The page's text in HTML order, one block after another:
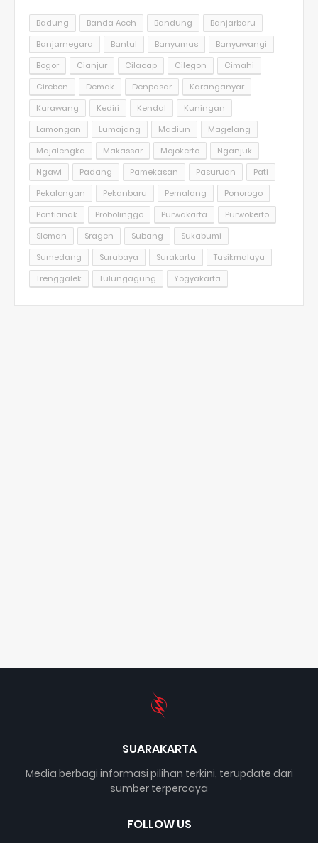
Badung Banda Aceh Bandung
Banjarbaru
Banjarnegara
Bantul Banyumas
Banyuwangi
Bogor
Cianjur Cilacap Cilegon
Cimahi
Cirebon
Demak Denpasar
Karanganyar
Karawang
Kediri Kendal
Kuningan
Lamongan
Lumajang Madiun
Magelang
Majalengka
Makassar Mojokerto
Nganjuk
Ngawi
Padang Pamekasan Pasuruan
Pati
Pekalongan
Pekanbaru Pemalang
Ponorogo
Pontianak
Probolinggo Purwakarta
Purwokerto
Sleman
Sragen Subang
Sukabumi
Sumedang
Surabaya Surakarta
Tasikmalaya
Trenggalek
Tulungagung Yogyakarta
SUARAKARTA
Media berbagi informasi pilihan terkini, terupdate dari
sumber terpercaya
FOLLOW US